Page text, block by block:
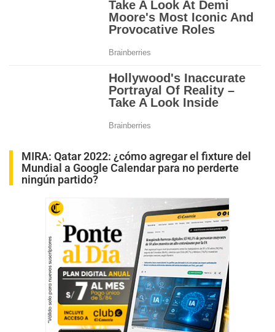
MIRA: Qatar 2022: ¿cómo agregar el fixture del
Mundial a Google Calendar para no perderte
ningún partido?